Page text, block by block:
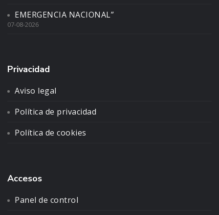
EMERGENCIA NACIONAL”
07-08-2026
Privacidad
Aviso legal
Política de privacidad
Política de cookies
Accesos
Panel de control